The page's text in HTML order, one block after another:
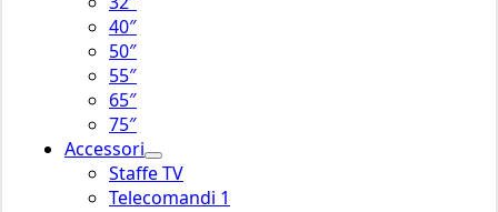
40″
50″
55″
65″
75″
Accessori
Staffe TV
Telecomandi 1